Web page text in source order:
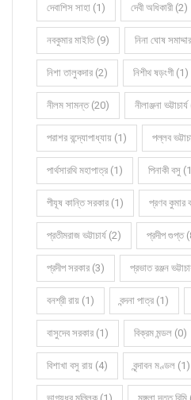
দেবাশিস সাহা (1) দেবী অধিকারী (2)
নবকুমার মাইতি (9) নিনা ঘোষ
নিশা তালুকদার (2) নিশীথ ষড়ংগী (1)
নীলম সামন্ত (20) নীলাঞ্জনা
পরাশর বন্দ্যোপাধ্যায় (1) পল্লব
পার্থসারথি মহাপাত্র (1) পিনাকী বসু
পীযূষ কান্তি সরকার (1) প্রণব কুমার
প্রতীমরাজ ভট্টাচার্য (2) প্রদীপ গুপ্ত
প্রদীপ সরকার (3) প্রভাত রঞ্জন
বনশ্রী রায় (1) বন্দনা পাত্র (1)
বাসুদেব সরকার (1) বিক্রম মন্ডল (0)
বিশাখা বসু রায় (4) বৃন্দাবন মণ্ডল (1)